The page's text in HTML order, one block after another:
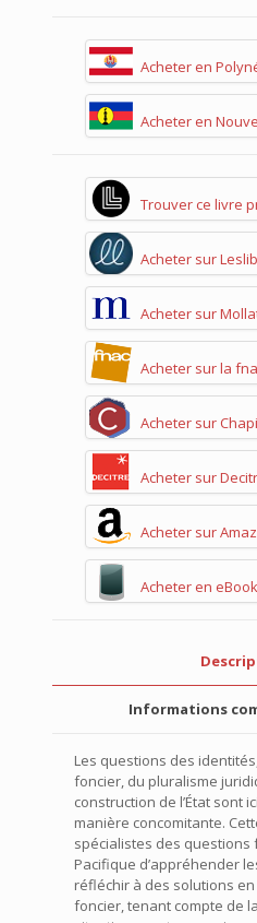
Acheter en
Acheter en
Trouver ce livre
Acheter sur
Acheter sur
Acheter sur la
Acheter sur
Acheter sur
Acheter sur
Acheter en eBook
Informations
Les questions des
foncier, du pluralisme
construction de l’État sont
manière concomitante.
spécialistes des questions
Pacifique d’appréhender
réfléchir à des solutions
foncier, tenant compte de